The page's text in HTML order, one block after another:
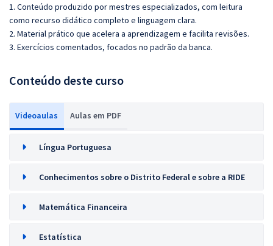
1. Conteúdo produzido por mestres especializados, com leitura
como recurso didático completo e linguagem clara.
2. Material prático que acelera a aprendizagem e facilita revisões.
3. Exercícios comentados, focados no padrão da banca.
Conteúdo deste curso
Videoaulas Aulas em PDF
Língua Portuguesa
Conhecimentos sobre o Distrito Federal e sobre a RIDE
Matemática Financeira
Estatística